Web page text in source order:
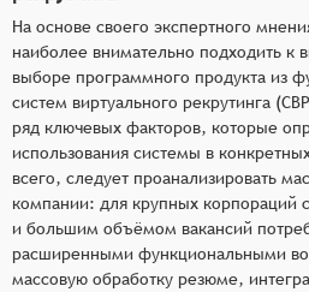
На основе своего экспертного
наиболее внимательно подходить к
выборе программного продукта из
систем виртуального рекрутинга
ряд ключевых факторов, которые
использования системы в
всего, следует проанализировать
компании: для крупных корпораций
и большим объёмом вакансий
расширенными функциональными
массовую обработку резюме,